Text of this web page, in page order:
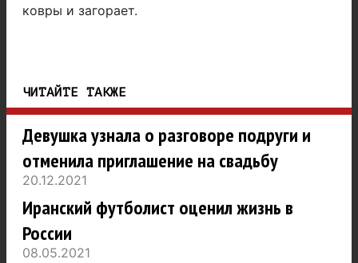
ковры и загорает.
ЧИТАЙТЕ ТАКЖЕ
Девушка узнала о разговоре подруги и
отменила приглашение на свадьбу
20.12.2021
Иранский футболист оценил жизнь в
России
08.05.2021